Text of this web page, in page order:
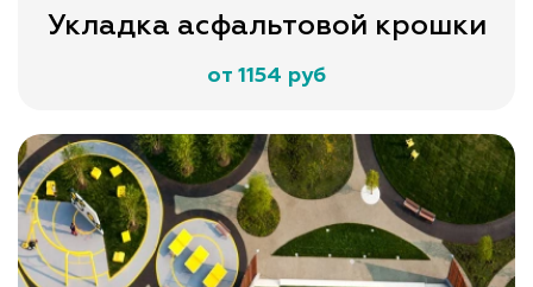
Укладка асфальтовой крошки
от 1154 руб